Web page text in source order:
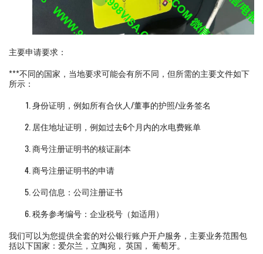
主要申请要求：
***不同的国家，当地要求可能会有所不同，但所需的主要文件如下
所示：
身份证明，例如所有合伙人/董事的护照/业务签名
居住地址证明，例如过去6个月内的水电费账单
商号注册证明书的核证副本
商号注册证明书的申请
公司信息：公司注册证书
税务参考编号：企业税号（如适用）
我们可以为您提供全套的对公银行账户开户服务，主要业务范围包
括以下国家：爱尔兰，立陶宛， 英国， 葡萄牙。